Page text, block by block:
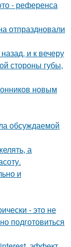
- референса
отпраздновали
и к вечеру
стороны губы,
новым
обсуждаемой
а
и
- это не
подготовиться